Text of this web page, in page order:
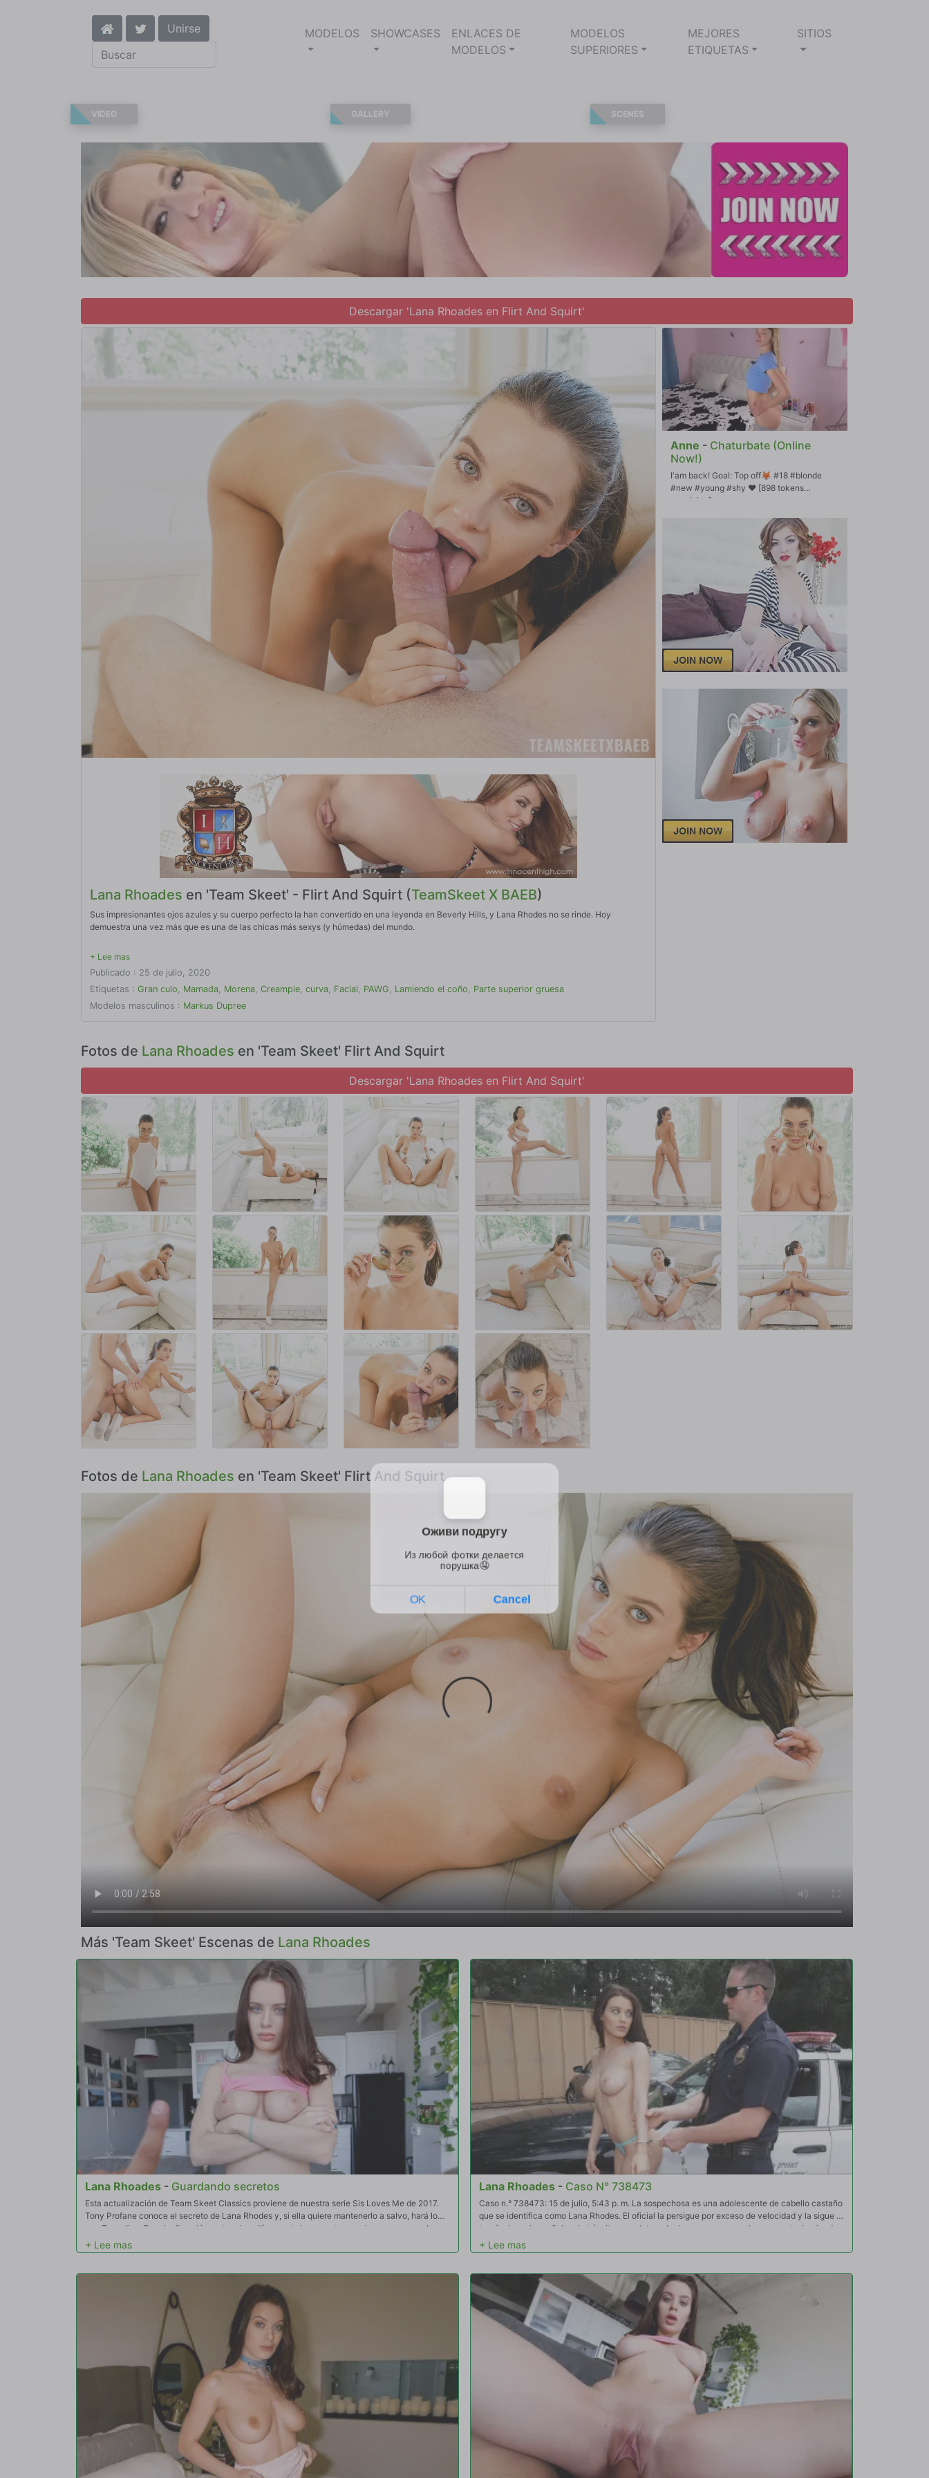
Unirse MODELOS SHOWCASES
ENLACES DE
MODELOS
MODELOS
SUPERIORES
MEJORES
ETIQUETAS
SITIOS
VIDEO GALLERY SCENES
Descargar 'Lana Rhoades en Flirt And Squirt'
Lana Rhoades en 'Team Skeet' - Flirt And Squirt (TeamSkeet X BAEB)
Sus impresionantes ojos azules y su cuerpo perfecto la han convertido en una leyenda en Beverly Hills, y Lana Rhodes no se rinde. Hoy
demuestra una vez más que es una de las chicas más sexys (y húmedas) del mundo.
Publicado : 25 de julio, 2020
Etiquetas : Gran culo, Mamada, Morena, Creampie, curva, Facial, PAWG, Lamiendo el coño, Parte superior gruesa
Modelos masculinos : Markus Dupree
Anne - Chaturbate (Online
Now!)
I'am back! Goal: Top off🦊 #18 #blonde
#new #young #shy ❤ [898 tokens
remaining]
Fotos de Lana Rhoades en 'Team Skeet' Flirt And Squirt
Descargar 'Lana Rhoades en Flirt And Squirt'
Fotos de Lana Rhoades en 'Team Skeet' Flirt And Squirt
Más 'Team Skeet' Escenas de Lana Rhoades
Lana Rhoades - Guardando secretos
Esta actualización de Team Skeet Classics proviene de nuestra serie Sis Loves Me de 2017.
Tony Profane conoce el secreto de Lana Rhodes y, si ella quiere mantenerlo a salvo, hará lo
que Tony diga. Pero la diversión no termina allí y pronto los secretos comienzan a acumularse.
Tony tiene la ventaja y sigue usando su influencia para obtener favores sexuales.
Lana Rhoades - Caso N° 738473
Caso n.° 738473: 15 de julio, 5:43 p. m. La sospechosa es una adolescente de cabello castaño
que se identifica como Lana Rhodes. El oficial la persigue por exceso de velocidad y la sigue a
través de varias señales de tránsito para detenerla de manera segura. La encuentra haciendo
sus necesidades en un estacionamiento cercano y procede a procesarla. La sospechosa
muestra una actitud amistosa y cooperativa. Entra al auto de policía y le pide al oficial que la
de la cámara corporal para analizar este caso. El resto de este caso es clasificado.